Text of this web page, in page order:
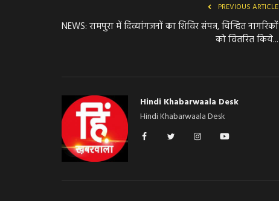
PREVIOUS ARTICLE
NEWS: रामपुरा में दिव्यांगजनों का शिविर संपन्न, चिन्हित नागरिकों
को वितरित किये...
Hindi Khabarwaala Desk
Hindi Khabarwaala Desk